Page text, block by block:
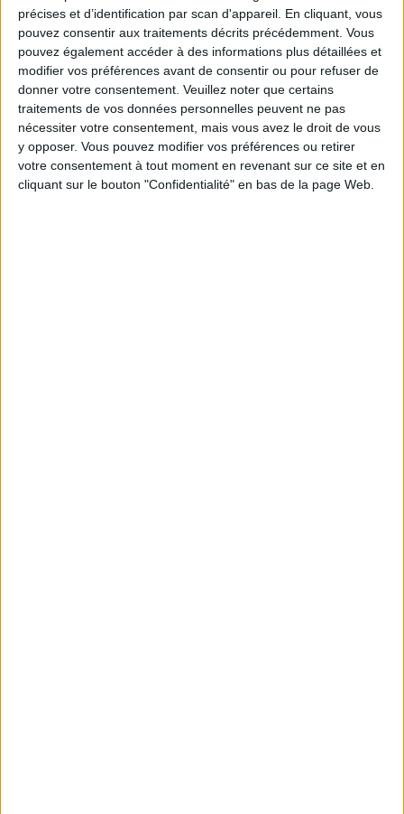
précises et d’identification par scan d'appareil. En cliquant, vous
pouvez consentir aux traitements décrits précédemment. Vous
pouvez également accéder à des informations plus détaillées et
modifier vos préférences avant de consentir ou pour refuser de
donner votre consentement. Veuillez noter que certains
traitements de vos données personnelles peuvent ne pas
nécessiter votre consentement, mais vous avez le droit de vous
y opposer. Vous pouvez modifier vos préférences ou retirer
votre consentement à tout moment en revenant sur ce site et en
cliquant sur le bouton "Confidentialité" en bas de la page Web.
SUMMER JEWELRY THAT CAPTURES THE SEASON